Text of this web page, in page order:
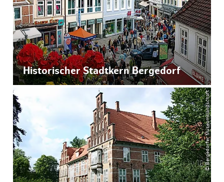
Historischer Stadtkern Bergedorf
© Bergedorfer Museumslandschaft